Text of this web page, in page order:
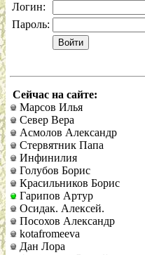
Логин:
Пароль:
Сейчас на сайте:
Марсов Илья
Север Вера
Асмолов Александр
Стервятник Папа
Инфинилия
Голубов Борис
Красильников Борис
Гарипов Артур
Осидак. Алексей.
Посохов Александр
kotafromeeva
Дан Лора